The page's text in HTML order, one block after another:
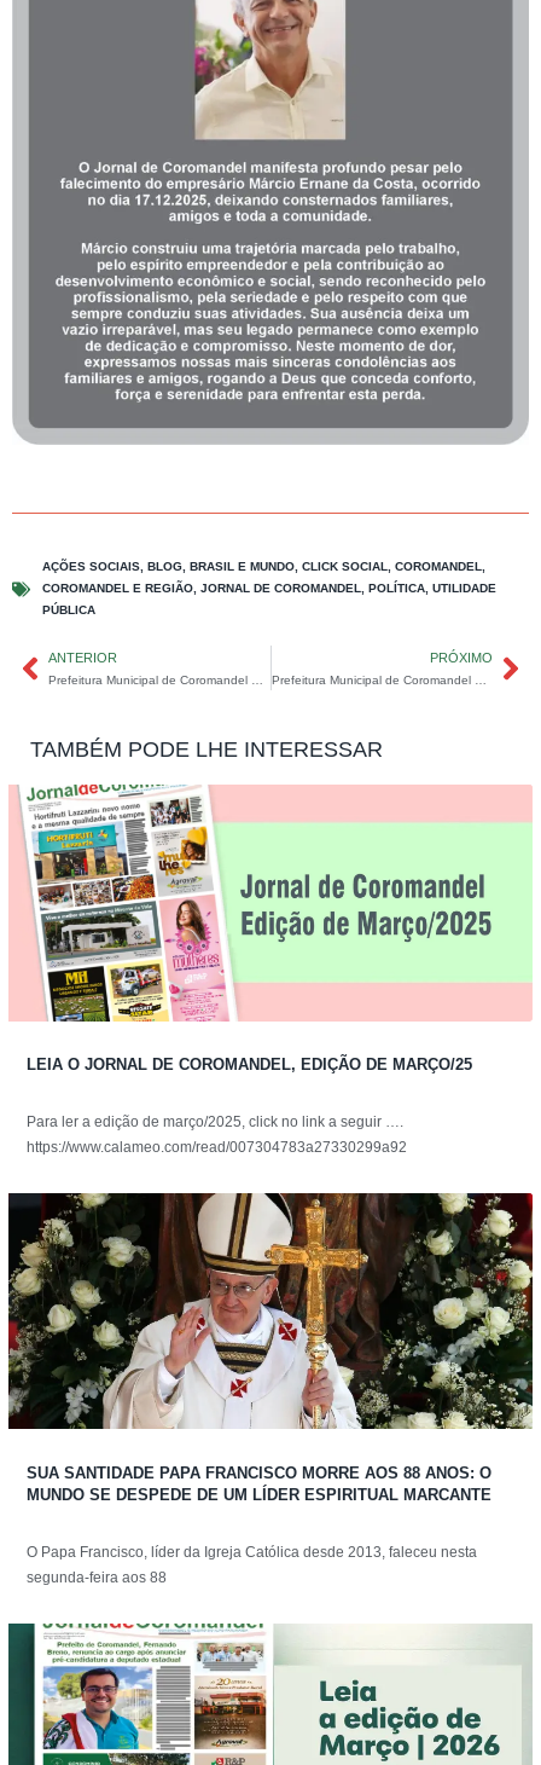
AÇÕES SOCIAIS, BLOG, BRASIL E MUNDO, CLICK SOCIAL, COROMANDEL,
COROMANDEL E REGIÃO, JORNAL DE COROMANDEL, POLÍTICA, UTILIDADE
PÚBLICA
ANTERIOR
Prefeitura Municipal de Coromandel anuncia inscrições para Minha Casa Minha Vida .
PRÓXIMO
Prefeitura Municipal de Coromandel decreta ponto facultativo nas Repartições Públicas Municipais – Decreto nº 1001 de 01 de Dezembro de 2025 .
TAMBÉM PODE LHE INTERESSAR
LEIA O JORNAL DE COROMANDEL, EDIÇÃO DE MARÇO/25
Para ler a edição de março/2025, click no link a seguir ….
https://www.calameo.com/read/007304783a27330299a92
SUA SANTIDADE PAPA FRANCISCO MORRE AOS 88 ANOS: O
MUNDO SE DESPEDE DE UM LÍDER ESPIRITUAL MARCANTE
O Papa Francisco, líder da Igreja Católica desde 2013, faleceu nesta
segunda-feira aos 88